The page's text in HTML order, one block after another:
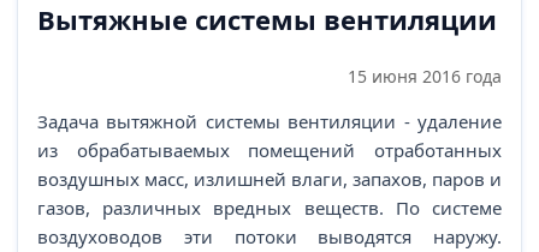
Вытяжные системы вентиляции
15 июня 2016 года
Задача вытяжной системы вентиляции - удаление
из обрабатываемых помещений отработанных
воздушных масс, излишней влаги, запахов, паров и
газов, различных вредных веществ. По системе
воздуховодов эти потоки выводятся наружу.